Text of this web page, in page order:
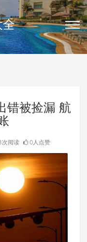
全
错被捡漏 航
次阅读 0人点赞